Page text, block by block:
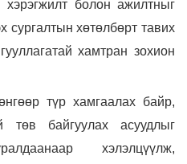
болон ажилтныг
сургалтын хөтөлбөрт тавих
хамтран зохион
түр хамгаалах байр,
төв байгуулах асуудлыг
хэлэлцүүлж,